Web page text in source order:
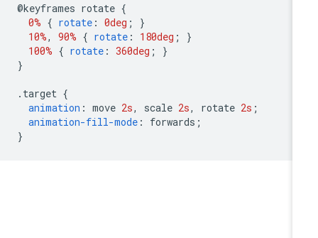
@keyframes rotate
0%
{ rotate: 0deg
10%, 90% { rotate : 180deg
100%
{ rotate: 360deg
.target
animation: move 2s, scale 2s, rotate
animation-fill-mode: forwards